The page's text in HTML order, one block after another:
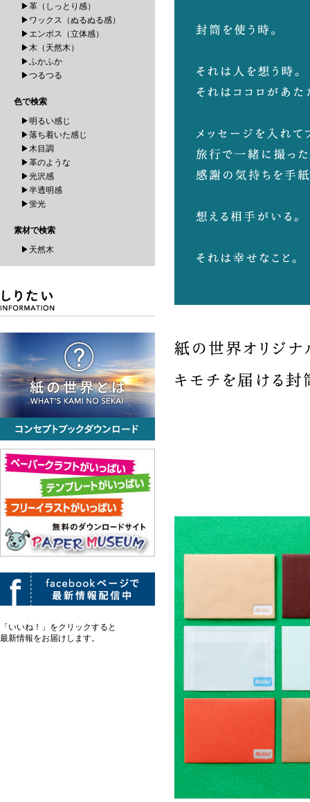
▶革（しっとり感）
▶ワックス（ぬるぬる感）
▶エンボス（立体感）
▶木（天然木）
▶ふかふか
▶つるつる
色で検索
▶明るい感じ
▶落ち着いた感じ
▶木目調
▶革のような
▶光沢感
▶半透明感
▶蛍光
素材で検索
▶天然木
「いいね！」をクリックすると
最新情報をお届けします。